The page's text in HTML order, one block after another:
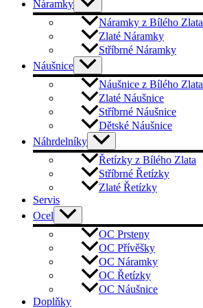
Náramky
Náramky z Bílého Zlata
Zlaté Náramky
Stříbrné Náramky
Náušnice
Náušnice z Bílého Zlata
Zlaté Náušnice
Stříbrné Náušnice
Dětské Náušnice
Náhrdelníky
Řetízky z Bílého Zlata
Stříbrné Řetízky
Zlaté Řetízky
Servis
Ocel
OC Prsteny
OC Přívěšky
OC Náramky
OC Řetízky
OC Náušnice
Doplňky